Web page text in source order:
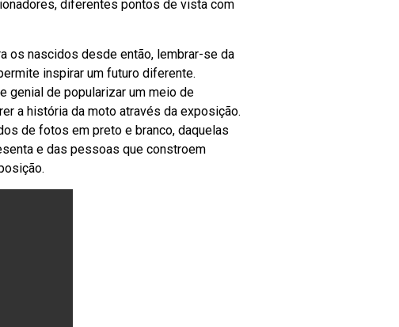
diferentes pontos de vista com
os nascidos desde então, lembrar-se da
inspirar um futuro diferente.
genial de popularizar um meio de
a história da moto através da exposição.
de fotos em preto e branco, daquelas
e das pessoas que constroem